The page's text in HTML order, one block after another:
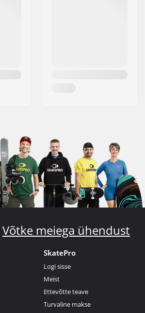
Võtke meiega ühendust
SkatePro
Logi sisse
Meist
Ettevõtte teave
Turvaline makse